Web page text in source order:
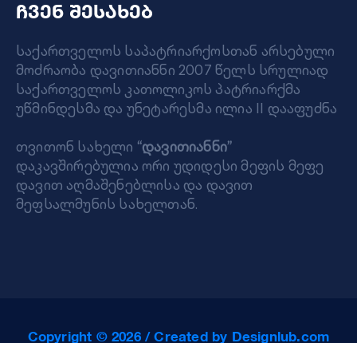
ჩვენ შესახებ
საქართველოს საპატრიარქოსთან არსებული
მოძრაობა დავითიანნი 2007 წელს სრულიად
საქართველოს კათოლიკოს პატრიარქმა
უწმინდესმა და უნეტარესმა ილია II დააფუძნა
თვითონ სახელი “დავითიანნი”
დაკავშირებულია ორი უდიდესი მეფის მეფე
დავით აღმაშენებლისა და დავით
მეფსალმუნის სახელთან.
Copyright © 2026 / Created by Designlub.com